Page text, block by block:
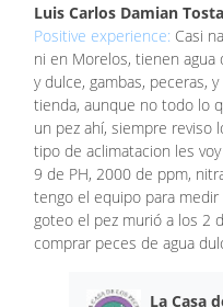
Luis Carlos Damian
Positive experience: Casi
ni en Morelos, tienen agua
y dulce, gambas, peceras,
tienda, aunque no todo lo
un pez ahí, siempre reviso
tipo de aclimatacion les
9 de PH, 2000 de ppm,
tengo el equipo para
goteo el pez murió a los 2
comprar peces de agua
La Casa